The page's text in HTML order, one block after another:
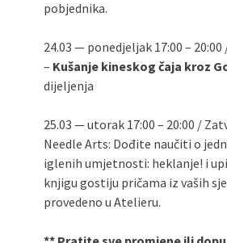
pobjednika.
24.03 — ponedjeljak 17:00 –
– Kušanje kineskog čaja kroz
dijeljenja
25.03 — utorak 17:00 – 20:00 /
Needle Arts: Dođite naučiti o
iglenih umjetnosti: heklanje! i
knjigu gostiju pričama iz vaših
provedeno u Atelieru.